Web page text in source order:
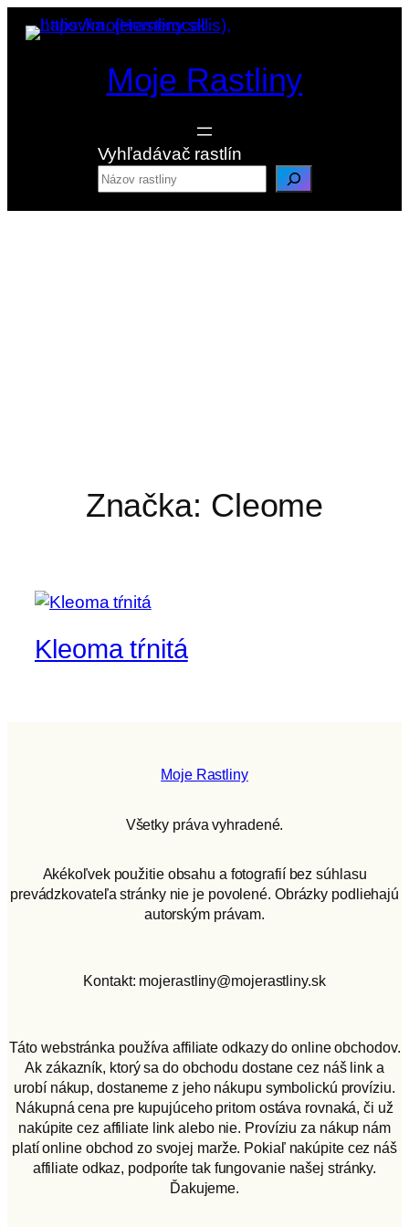
Prejsť
na
Moje Rastliny
Vyhľadávač rastlín
Značka: Cleome
Kleoma tŕnitá
Moje Rastliny
Všetky práva vyhradené.
Akékoľvek použitie obsahu a fotografií bez súhlasu
prevádzkovateľa stránky nie je povolené. Obrázky podliehajú
autorským právam.
Kontakt: mojerastliny@mojerastliny.sk
Táto webstránka používa affiliate odkazy do online obchodov.
Ak zákazník, ktorý sa do obchodu dostane cez náš link a
urobí nákup, dostaneme z jeho nákupu symbolickú províziu.
Nákupná cena pre kupujúceho pritom ostáva rovnaká, či už
nakúpite cez affiliate link alebo nie. Províziu za nákup nám
platí online obchod zo svojej marže. Pokiaľ nakúpite cez náš
affiliate odkaz, podporíte tak fungovanie našej stránky.
Ďakujeme.